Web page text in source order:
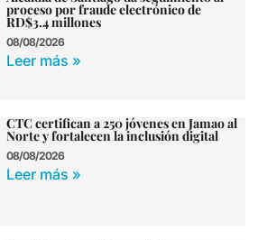
proceso por fraude electrónico de
RD$3.4 millones
08/08/2026
Leer más »
CTC certifican a 250 jóvenes en Jamao al
Norte y fortalecen la inclusión digital
08/08/2026
Leer más »